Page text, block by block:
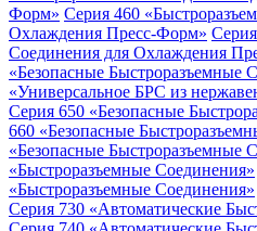
Форм» Серия 460
Охлаждения Пресс-Форм»
Соединения для Охлаждения
«Безопасные Быстроразъемные
«Универсальное БРС из
Серия 650 «Безопасные
660 «Безопасные
«Безопасные Быстроразъемные
«Быстроразъемные Соединения»
«Быстроразъемные Соединения»
Серия 730 «Автоматические